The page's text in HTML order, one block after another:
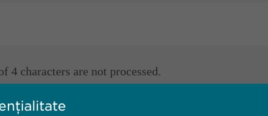
4 characters are not processed.